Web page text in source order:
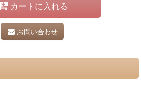
カートに入れる
お問い合わせ